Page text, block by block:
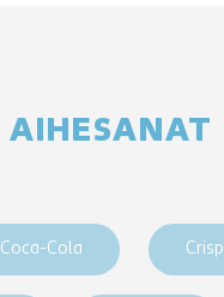
AIHESANAT
Coca-Cola Crisp